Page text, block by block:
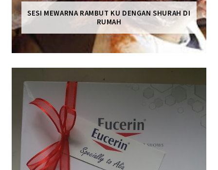
SESI MEWARNA RAMBUT KU DENGAN SHURAH DI
RUMAH